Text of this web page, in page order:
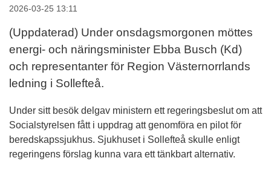
2026-03-25 13:11
(Uppdaterad) Under onsdagsmorgonen möttes
energi- och näringsminister Ebba Busch (Kd)
och representanter för Region Västernorrlands
ledning i Sollefteå.
Under sitt besök delgav ministern ett regeringsbeslut om att
Socialstyrelsen fått i uppdrag att genomföra en pilot för
beredskapssjukhus. Sjukhuset i Sollefteå skulle enligt
regeringens förslag kunna vara ett tänkbart alternativ.